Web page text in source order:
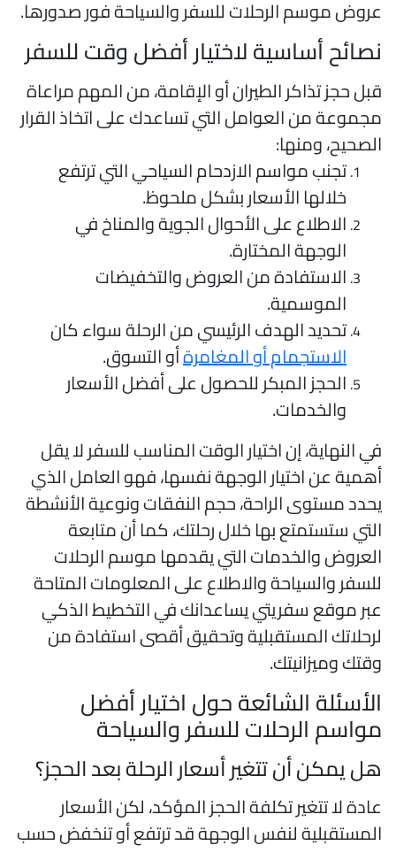
موسم الرحلات للسفر والسياحة فور صدورها.
أساسية لاختيار أفضل وقت للسفر
حجز تذاكر الطيران أو الإقامة، من المهم مراعاة
من العوامل التي تساعدك على اتخاذ القرار
ومنها:
تجنب مواسم الازدحام السياحي التي ترتفع
خلالها الأسعار بشكل ملحوظ.
الاطلاع على الأحوال الجوية والمناخ في
الوجهة المختارة.
الاستفادة من العروض والتخفيضات
الموسمية.
تحديد الهدف الرئيسي من الرحلة سواء كان
الاستجمام أو المغامرةأو التسوق.
الحجز المبكر للحصول على أفضل الأسعار
والخدمات.
النهاية، إن اختيار الوقت المناسب للسفر لا يقل
عن اختيار الوجهة نفسها، فهو العامل الذي
مستوى الراحة، حجم النفقات ونوعية الأنشطة
ستستمتع بها خلال رحلتك، كما أن متابعة
والخدمات التي يقدمها موسم الرحلات
والسياحة والاطلاع على المعلومات المتاحة
موقع سفريتي يساعدانك في التخطيط الذكي
المستقبلية وتحقيق أقصى استفادة من
وميزانيتك.
الشائعة حول اختيار أفضل
الرحلات للسفر والسياحة
يمكن أن تتغير أسعار الرحلة بعد الحجز؟
لا تتغير تكلفة الحجز المؤكد، لكن الأسعار
لنفس الوجهة قد ترتفع أو تنخفض حسب